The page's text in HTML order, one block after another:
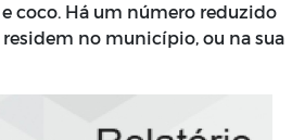
coco. Há um número reduzido
residem no município, ou na sua